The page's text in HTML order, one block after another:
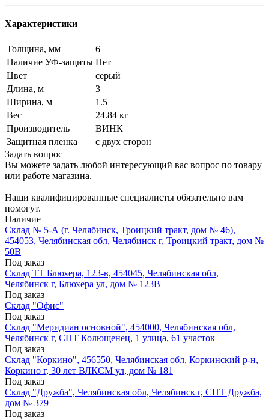
Характеристики
Толщина, мм
6
Наличие УФ-защиты Нет
Цвет
серый
Длина, м
3
Ширина, м
1.5
Вес
24.84 кг
Производитель
ВИНК
Защитная пленка
с двух сторон
Задать вопрос
Вы можете задать любой интересующий вас вопрос по товару
или работе магазина.
Наши квалифицированные специалисты обязательно вам
помогут.
Наличие
Склад № 5-А (г. Челябинск, Троицкий тракт, дом № 46),
454053, Челябинская обл, Челябинск г, Троицкий тракт, дом №
50В
Под заказ
Склад ТТ Блюхера, 123-в, 454045, Челябинская обл,
Челябинск г, Блюхера ул, дом № 123В
Под заказ
Склад "Офис"
Под заказ
Склад "Меридиан основной", 454000, Челябинская обл,
Челябинск г, СНТ Колющенец, 1 улица, 61 участок
Под заказ
Склад "Коркино", 456550, Челябинская обл, Коркинский р-н,
Коркино г, 30 лет ВЛКСМ ул, дом № 181
Под заказ
Склад "Дружба", Челябинская обл, Челябинск г, СНТ Дружба,
дом № 379
Под заказ